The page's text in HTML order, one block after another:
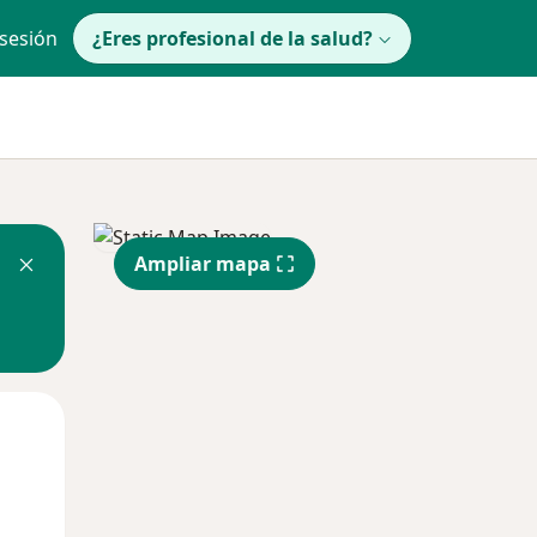
¿Eres profesional de la salud?
Ampliar mapa